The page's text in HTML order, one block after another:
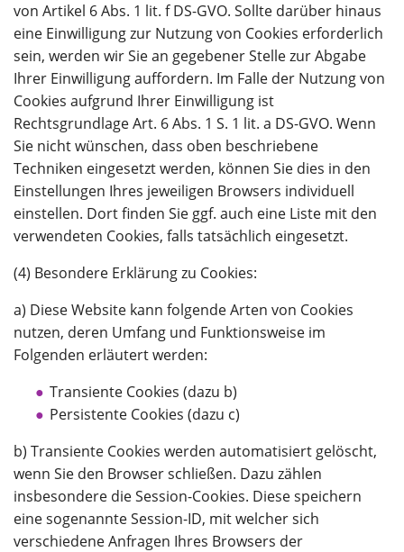
von Artikel 6 Abs. 1 lit. f DS-GVO. Sollte darüber hinaus
eine Einwilligung zur Nutzung von Cookies erforderlich
sein, werden wir Sie an gegebener Stelle zur Abgabe
Ihrer Einwilligung auffordern. Im Falle der Nutzung von
Cookies aufgrund Ihrer Einwilligung ist
Rechtsgrundlage Art. 6 Abs. 1 S. 1 lit. a DS-GVO. Wenn
Sie nicht wünschen, dass oben beschriebene
Techniken eingesetzt werden, können Sie dies in den
Einstellungen Ihres jeweiligen Browsers individuell
einstellen. Dort finden Sie ggf. auch eine Liste mit den
verwendeten Cookies, falls tatsächlich eingesetzt.
(4) Besondere Erklärung zu Cookies:
a) Diese Website kann folgende Arten von Cookies
nutzen, deren Umfang und Funktionsweise im
Folgenden erläutert werden:
Transiente Cookies (dazu b)
Persistente Cookies (dazu c)
b) Transiente Cookies werden automatisiert gelöscht,
wenn Sie den Browser schließen. Dazu zählen
insbesondere die Session-Cookies. Diese speichern
eine sogenannte Session-ID, mit welcher sich
verschiedene Anfragen Ihres Browsers der